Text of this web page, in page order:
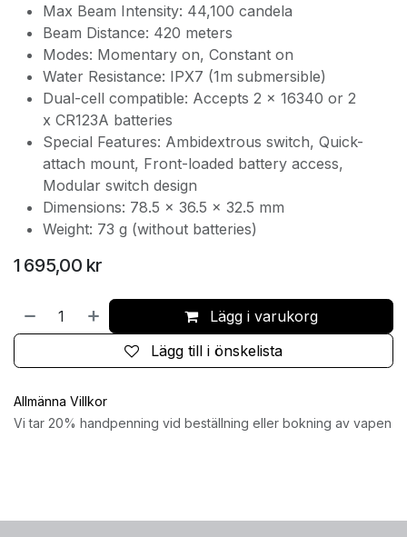
Max Beam Intensity: 44,100 candela
Beam Distance: 420 meters
Modes: Momentary on, Constant on
Water Resistance: IPX7 (1m submersible)
Dual-cell compatible: Accepts 2 x 16340 or 2
x CR123A batteries
Special Features: Ambidextrous switch, Quick-
attach mount, Front-loaded battery access,
Modular switch design
Dimensions: 78.5 x 36.5 x 32.5 mm
Weight: 73 g (without batteries)
1 695,00 kr
Lägg i varukorg
Lägg till i önskelista
Allmänna Villkor
Vi tar 20% handpenning vid beställning eller bokning av vapen